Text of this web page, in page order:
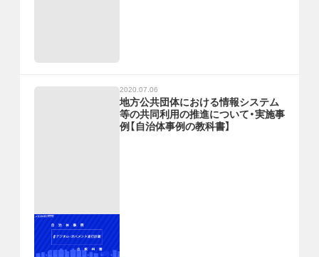
2020.07.06
地方公共団体における情報システム
等の共同利用の推進について・実施事
例【自治体事例の教科書】